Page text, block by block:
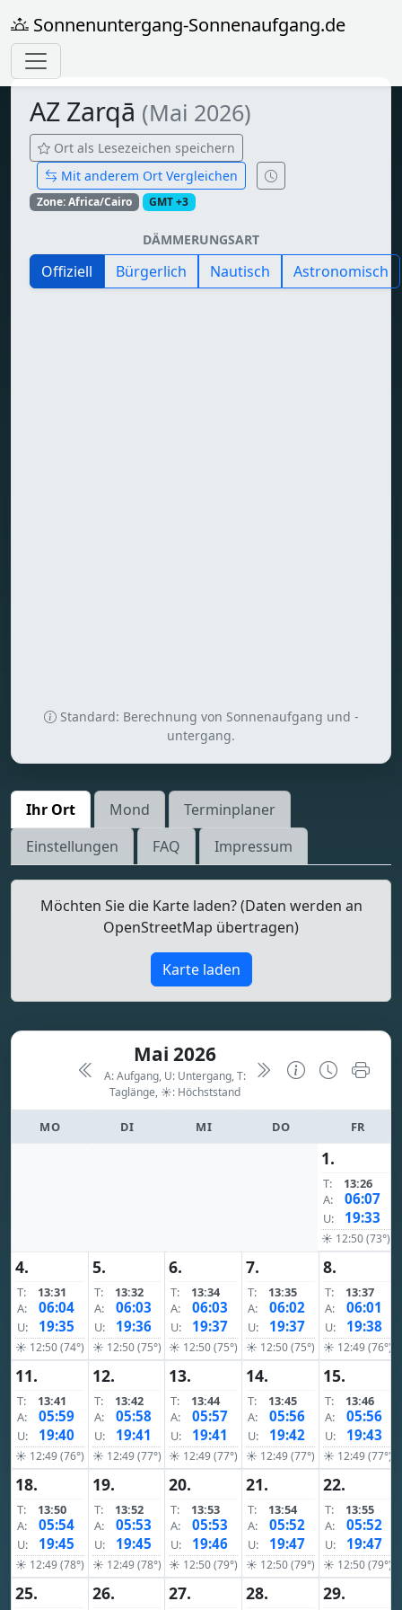
Sonnenuntergang-Sonnenaufgang.de
AZ Zarqā (Mai 2026)
Ort als Lesezeichen speichern
Mit anderem Ort Vergleichen
Zone: Africa/Cairo GMT +3
DÄMMERUNGSART
Offiziell Bürgerlich Nautisch Astronomisch
Standard: Berechnung von Sonnenaufgang und -
untergang.
Ihr Ort Mond
Terminplaner
Einstellungen
FAQ Impressum
Möchten Sie die Karte laden? (Daten werden an
OpenStreetMap übertragen)
Karte laden
Mai 2026
A: Aufgang, U: Untergang, T:
Taglänge, ☀: Höchststand
MO DI MI DO FR
1.
T:
13:26
A:
06:07
U: 19:33
☀ 12:50 (73°)
4.
T:
13:31
A:
06:04
U: 19:35
☀ 12:50 (74°)
5.
T:
13:32
A:
06:03
U: 19:36
☀ 12:50 (75°)
6.
T:
13:34
A:
06:03
U: 19:37
☀ 12:50 (75°)
7.
T:
13:35
A:
06:02
U: 19:37
☀ 12:50 (75°)
8.
T:
13:37
A:
06:01
U: 19:38
☀ 12:49 (76°)
11.
T:
13:41
A:
05:59
U: 19:40
☀ 12:49 (76°)
12.
T:
13:42
A:
05:58
U: 19:41
☀ 12:49 (77°)
13.
T:
13:44
A:
05:57
U: 19:41
☀ 12:49 (77°)
14.
T:
13:45
A:
05:56
U: 19:42
☀ 12:49 (77°)
15.
T:
13:46
A:
05:56
U: 19:43
☀ 12:49 (77°)
18.
T:
13:50
A:
05:54
U: 19:45
☀ 12:49 (78°)
19.
T:
13:52
A:
05:53
U: 19:45
☀ 12:49 (78°)
20.
T:
13:53
A:
05:53
U: 19:46
☀ 12:50 (79°)
21.
T:
13:54
A:
05:52
U: 19:47
☀ 12:50 (79°)
22.
T:
13:55
A:
05:52
U: 19:47
☀ 12:50 (79°)
25. 26. 27. 28. 29.